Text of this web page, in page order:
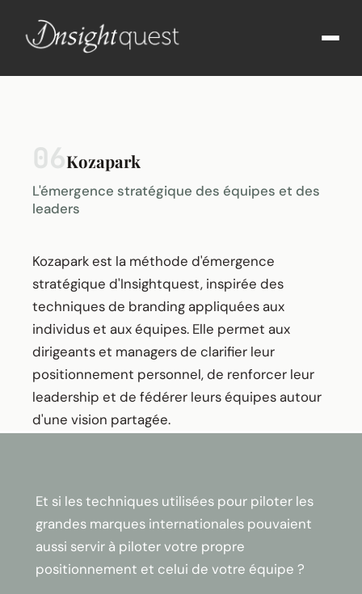
06Kozapark
L'émergence stratégique des équipes et des
leaders
Kozapark est la méthode d'émergence
stratégique d'Insightquest, inspirée des
techniques de branding appliquées aux
individus et aux équipes. Elle permet aux
dirigeants et managers de clarifier leur
positionnement personnel, de renforcer leur
leadership et de fédérer leurs équipes autour
d'une vision partagée.
Et si les techniques utilisées pour piloter les
grandes marques internationales pouvaient
aussi servir à piloter votre propre
positionnement et celui de votre équipe ?